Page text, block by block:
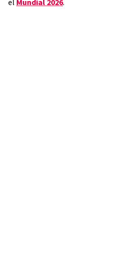
el Mundial 2026.